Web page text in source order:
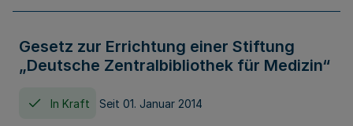
Gesetz zur Errichtung einer Stiftung
„Deutsche Zentralbibliothek für Medizin“
In Kraft Seit 01. Januar 2014